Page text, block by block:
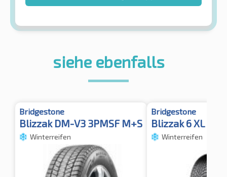
siehe ebenfalls
Bridgestone
Blizzak DM-V3 3PMSF M+S
Winterreifen
Bridgestone
Blizzak 6 XL
Winterreifen